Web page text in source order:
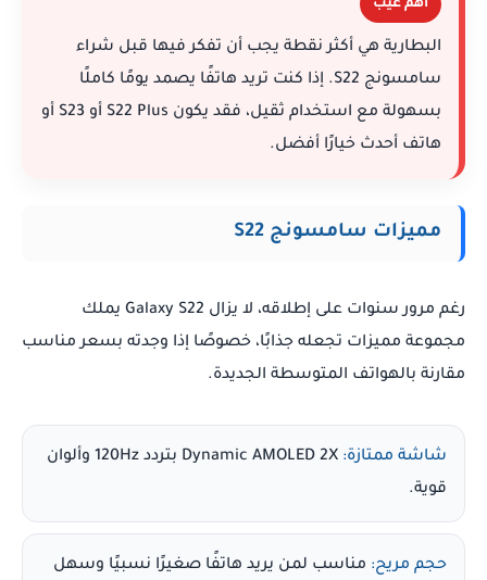
أهم عيب
البطارية هي أكثر نقطة يجب أن تفكر فيها قبل شراء
سامسونج S22. إذا كنت تريد هاتفًا يصمد يومًا كاملًا
بسهولة مع استخدام ثقيل، فقد يكون S22 Plus أو S23 أو
هاتف أحدث خيارًا أفضل.
مميزات سامسونج S22
رغم مرور سنوات على إطلاقه، لا يزال Galaxy S22 يملك
مجموعة مميزات تجعله جذابًا، خصوصًا إذا وجدته بسعر مناسب
مقارنة بالهواتف المتوسطة الجديدة.
شاشة ممتازة:
Dynamic AMOLED 2X بتردد 120Hz وألوان
قوية.
حجم مريح: مناسب لمن يريد هاتفًا صغيرًا نسبيًا وسهل